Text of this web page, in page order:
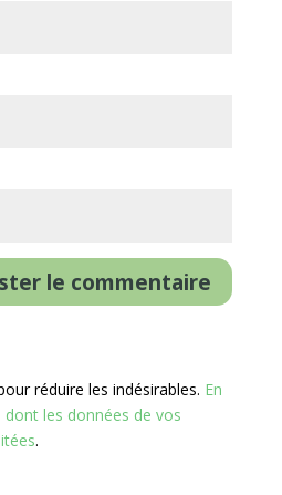
réduire les indésirables. En
les données de vos
.